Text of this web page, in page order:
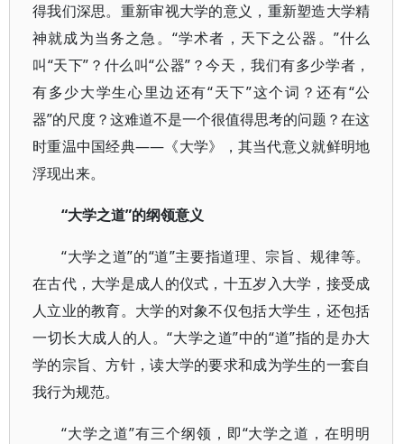
得我们深思。重新审视大学的意义，重新塑造大学精
神就成为当务之急。“学术者，天下之公器。”什么
叫“天下”？什么叫“公器”？今天，我们有多少学者，
有多少大学生心里边还有“天下”这个词？还有“公
器”的尺度？这难道不是一个很值得思考的问题？在这
时重温中国经典——《大学》，其当代意义就鲜明地
浮现出来。
“大学之道”的纲领意义
“大学之道”的“道”主要指道理、宗旨、规律等。
在古代，大学是成人的仪式，十五岁入大学，接受成
人立业的教育。大学的对象不仅包括大学生，还包括
一切长大成人的人。“大学之道”中的“道”指的是办大
学的宗旨、方针，读大学的要求和成为学生的一套自
我行为规范。
“大学之道”有三个纲领，即“大学之道，在明明